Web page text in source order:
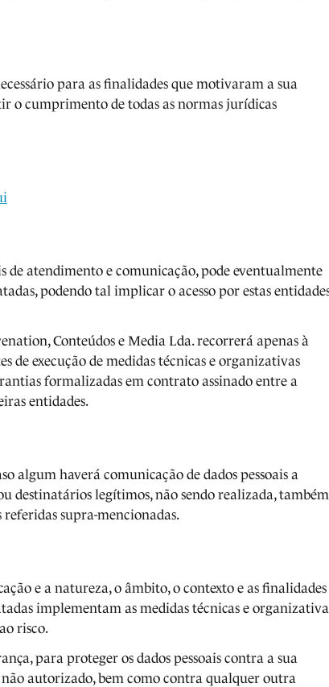
para as finalidades que motivaram a sua
o cumprimento de todas as normas jurídicas
de atendimento e comunicação, pode eventualmente
podendo tal implicar o acesso por estas
Conteúdos e Media Lda. recorrerá apenas à
de execução de medidas técnicas e organizativas
formalizadas em contrato assinado entre a
entidades.
algum haverá comunicação de dados pessoais a
destinatários legítimos, não sendo realizada,
supra-mencionadas.
e a natureza, o âmbito, o contexto e as finalidades
implementam as medidas técnicas e
risco.
para proteger os dados pessoais contra a sua
autorizado, bem como contra qualquer outra